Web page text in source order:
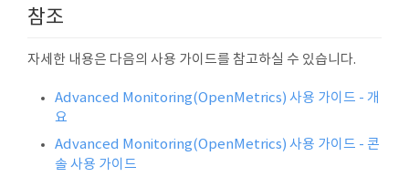
참조
자세한 내용은 다음의 사용 가이드를 참고하실 수 있습니다.
Advanced Monitoring(OpenMetrics) 사용 가이드 - 개
요
Advanced Monitoring(OpenMetrics) 사용 가이드 - 콘
솔 사용 가이드